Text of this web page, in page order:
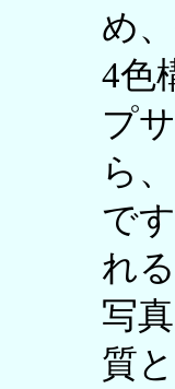
め
4色
プ
ら
で
れ
写
質